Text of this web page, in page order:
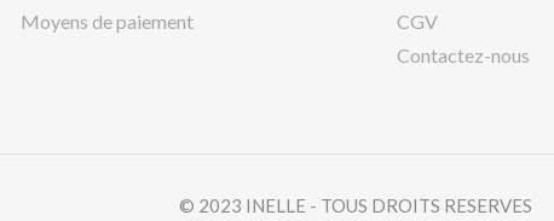
Moyens de paiement
CGV
Contactez-nous
© 2023 INELLE - TOUS DROITS RESERVES